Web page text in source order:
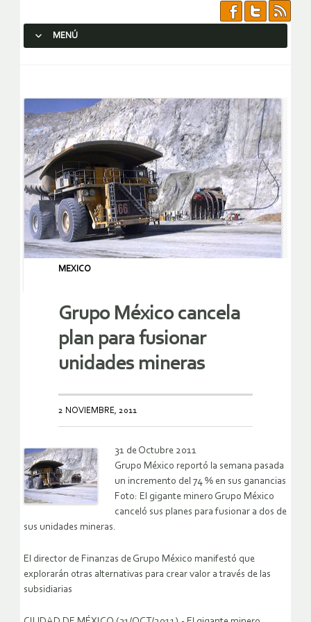
MENÚ
MEXICO
Grupo México cancela
plan para fusionar
unidades mineras
2 NOVIEMBRE, 2011
31 de Octubre 2011
Grupo México reportó la semana pasada
un incremento del 74 % en sus ganancias
Foto: El gigante minero Grupo México
canceló sus planes para fusionar a dos de
sus unidades mineras.
El director de Finanzas de Grupo México manifestó que
explorarán otras alternativas para crear valor a través de las
subsidiarias